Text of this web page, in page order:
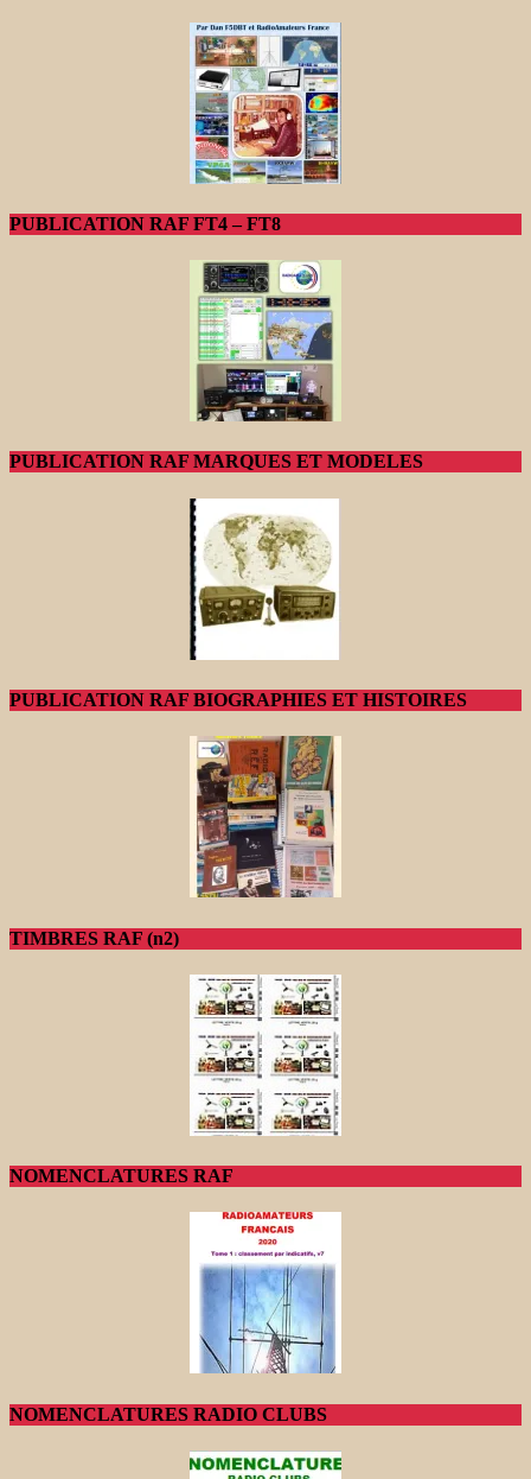
PUBLICATION RAF FT4 – FT8
PUBLICATION RAF MARQUES ET MODELES
PUBLICATION RAF BIOGRAPHIES ET HISTOIRES
TIMBRES RAF (n2)
NOMENCLATURES RAF
NOMENCLATURES RADIO CLUBS